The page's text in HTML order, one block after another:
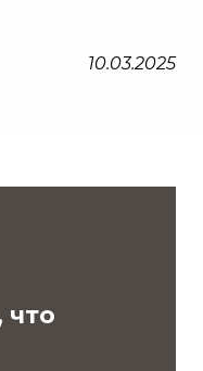
10.03.2025
что